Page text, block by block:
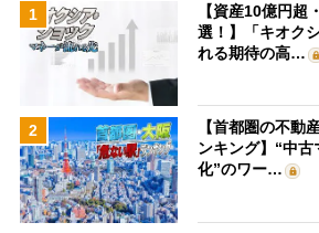
1
【資産10億円超
選！】「キオク
れる期待の高…
2
【首都圏の不動
ンキング】“中
化”のワー…